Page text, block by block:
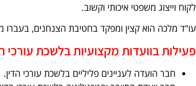
לקוח וייצוג משפטי איכותי וקשוב.
עו"ד מלכה הוא קצין ומפקד בחטיבת הצנחנים, בעברו
פעילות בוועדות מקצועיות בלשכת עורכי
חבר הועדה לעניינים פליליים בלשכת עורכי הדין.